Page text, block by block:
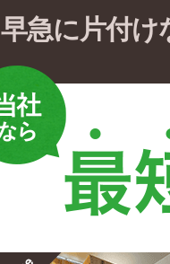
早急に片付け